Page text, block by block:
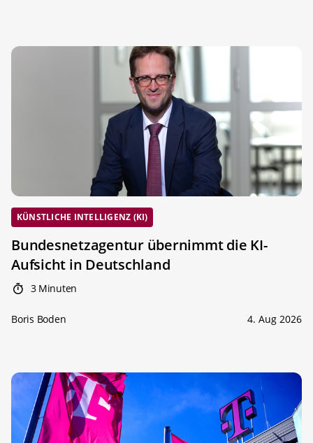
KÜNSTLICHE INTELLIGENZ (KI)
Bundesnetzagentur übernimmt die KI-
Aufsicht in Deutschland
3 Minuten
Boris Boden 4. Aug 2026